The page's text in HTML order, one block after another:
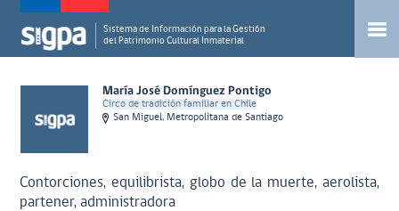
Sistema de Información para la Gestión
del Patrimonio Cultural Inmaterial
María José Domínguez Pontigo
Circo de tradición familiar en Chile
San Miguel, Metropolitana de Santiago
Contorciones, equilibrista, globo de la muerte, aerolista,
partener, administradora